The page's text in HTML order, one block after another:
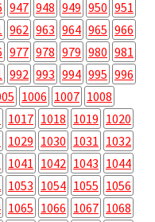
947 948 949 950 951
962 963 964 965 966
977 978 979 980 981
992 993 994 995 996
1006 1007 1008
1017 1018 1019 1020
1029 1030 1031 1032
1041 1042 1043 1044
1053 1054 1055 1056
1065 1066 1067 1068